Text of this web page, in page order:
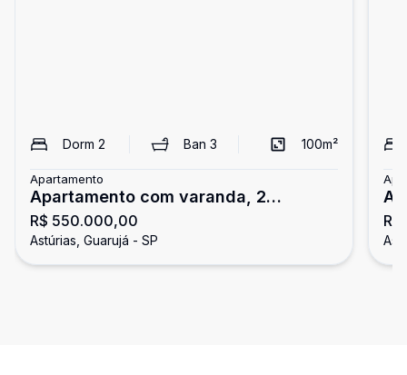
Dorm 2 Ban3 100m²
Apartamento
Apartamento com varanda, 2
dormitórios, Astúrias, Guarujá
R$ 550.000,00
Astúrias, Guarujá - SP